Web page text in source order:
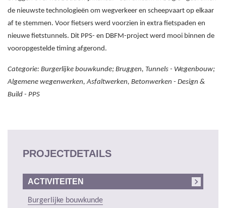
de nieuwste technologieën om wegverkeer en scheepvaart op elkaar
af te stemmen. Voor fietsers werd voorzien in extra fietspaden en
nieuwe fietstunnels. Dit PPS- en DBFM-project werd mooi binnen de
vooropgestelde timing afgerond.
Categorie: Burgerlijke bouwkunde; Bruggen, Tunnels - Wegenbouw;
Algemene wegenwerken, Asfaltwerken, Betonwerken - Design &
Build - PPS
PROJECTDETAILS
ACTIVITEITEN
Burgerlijke bouwkunde